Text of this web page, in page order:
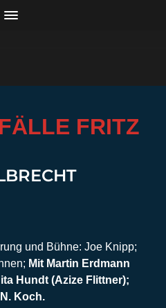
FRITZ
und Bühne: Joe Knipp;
Mit Martin Erdmann
Hundt (Azize Flittner);
Koch.